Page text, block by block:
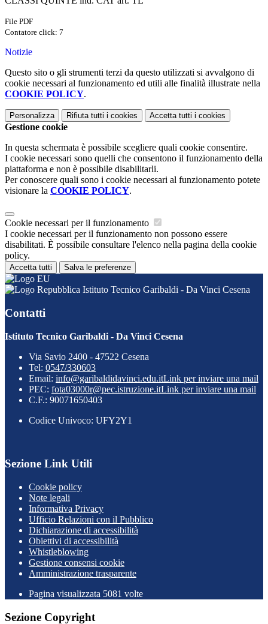
File PDF
Contatore click: 7
Notizie
Questo sito o gli strumenti terzi da questo utilizzati si avvalgono di
cookie necessari al funzionamento ed utili alle finalità illustrate nella
COOKIE POLICY.
Personalizza Rifiuta tutti i cookies Accetta tutti i cookies
Gestione cookie
In questa schermata è possibile scegliere quali cookie consentire.
I cookie necessari sono quelli che consentono il funzionamento della
piattaforma e non è possibile disabilitarli.
Per conoscere quali sono i cookie necessari al funzionamento potete
visionare la COOKIE POLICY.
Cookie necessari per il funzionamento
I cookie necessari per il funzionamento non possono essere
disabilitati. È possibile consultare l'elenco nella pagina della cookie
policy.
Accetta tutti Salva le preferenze
Istituto Tecnico Garibaldi - Da Vinci Cesena
Contatti
Istituto Tecnico Garibaldi - Da Vinci Cesena
Via Savio 2400 - 47522 Cesena
Tel: 0547/330603
Email: info@garibaldidavinci.edu.itLink per inviare una mail
PEC: fota03000r@pec.istruzione.itLink per inviare una mail
C.F.: 90071650403
Codice Univoco: UFY2Y1
Sezione Link Utili
Cookie policy
Note legali
Informativa Privacy
Ufficio Relazioni con il Pubblico
Dichiarazione di accessibilità
Obiettivi di accessibilità
Whistleblowing
Gestione consensi cookie
Amministrazione trasparente
Pagina visualizzata 5081 volte
Sezione Copyright